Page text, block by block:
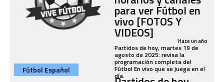
para ver Fútbol en
vivo [FOTOS Y
VIDEOS] Hace un año
Partidos de hoy, martes 19 de
agosto de 2025: revisa la
programación completa del
Fútbol En vivo que se juega en el
día.
Fútbol Español